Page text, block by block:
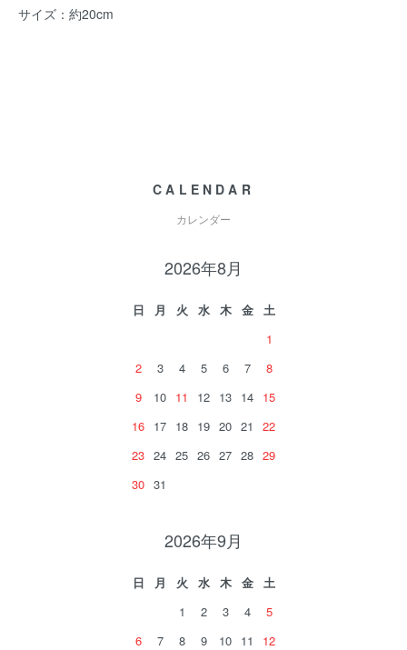
サイズ：約20cm
CALENDAR
カレンダー
2026年8月
日 月 火 水 木 金
土
1
2
3 4 5 6 7
8
9
10 11 12 13 14 15
16 17 18 19 20 21
22
23 24 25 26 27 28 29
30 31
2026年9月
日 月 火 水 木 金
土
1
2 3 4
5
6
7 8 9 10 11
12